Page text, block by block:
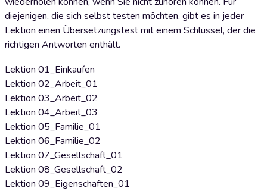
diejenigen, die sich selbst testen möchten, gibt es in jeder
Lektion einen Übersetzungstest mit einem Schlüssel, der die
richtigen Antworten enthält.
Lektion 01_Einkaufen
Lektion 02_Arbeit_01
Lektion 03_Arbeit_02
Lektion 04_Arbeit_03
Lektion 05_Familie_01
Lektion 06_Familie_02
Lektion 07_Gesellschaft_01
Lektion 08_Gesellschaft_02
Lektion 09_Eigenschaften_01